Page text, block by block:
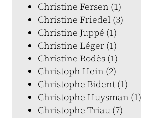
Christine Fersen (1)
Christine Friedel (3)
Christine Juppé (1)
Christine Léger (1)
Christine Rodès (1)
Christoph Hein (2)
Christophe Bident (1)
Christophe Huysman (1)
Christophe Triau (7)